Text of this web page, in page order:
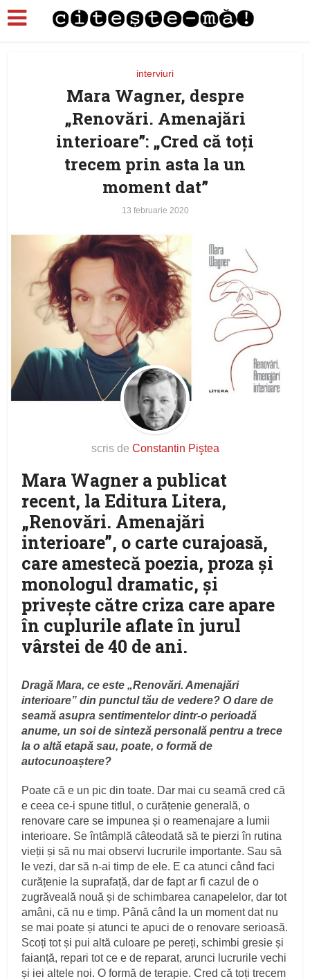
interviuri
Mara Wagner, despre
„Renovări. Amenajări
interioare”: „Cred că toți
trecem prin asta la un
moment dat”
13 februarie 2020
scris de Constantin Piştea
Mara Wagner a publicat
recent, la Editura Litera,
„Renovări. Amenajări
interioare”, o carte curajoasă,
care amestecă poezia, proza şi
monologul dramatic, şi
priveşte către criza care apare
în cuplurile aflate în jurul
vârstei de 40 de ani.
Dragă Mara, ce este „Renovări. Amenajări
interioare” din punctul tău de vedere? O dare de
seamă asupra sentimentelor dintr-o perioadă
anume, un soi de sinteză personală pentru a trece
la o altă etapă sau, poate, o formă de
autocunoaștere?
Poate că e un pic din toate. Dar mai cu seamă cred că
e ceea ce-i spune titlul, o curățenie generală, o
renovare care se impunea și o reamenajare a lumii
interioare. Se întâmplă câteodată să te pierzi în rutina
vieții și să nu mai observi lucrurile importante. Sau să
le vezi, dar să n-ai timp de ele. E ca atunci când faci
curățenie la suprafață, dar de fapt ar fi cazul de o
zugrăveală nouă și de schimbarea canapelelor, dar tot
amâni, că nu e timp. Până când la un moment dat nu
se mai poate și atunci te apuci de o renovare serioasă.
Scoți tot și pui altă culoare pe pereți, schimbi gresie și
faianță, repari tot ce e de reparat, arunci lucrurile vechi
și iei altele noi. O formă de terapie. Cred că toți trecem